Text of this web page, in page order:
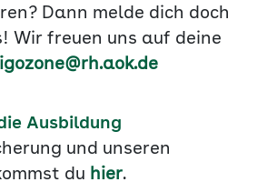
Dann melde dich doch
Wir freuen uns auf deine
Ausbildung
und unseren
du hier.